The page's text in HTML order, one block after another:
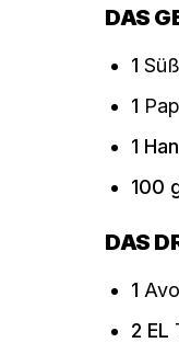
DAS
1
1
1
100
DAS
1
2 EL